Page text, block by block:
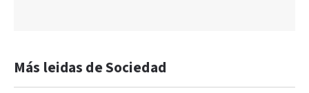
Más leidas de Sociedad